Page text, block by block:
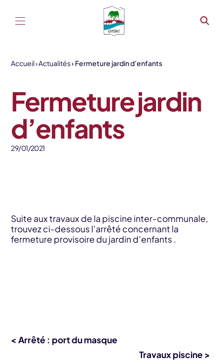
Accueil Actualités Fermeture jardin d’enfants
Fermeture jardin
d’enfants
29/01/2021
Suite aux travaux de la piscine inter-communale,
trouvez ci-dessous l’arrêté concernant la
fermeture provisoire du jardin d’enfants .
< Arrêté : port du masque
Travaux piscine >